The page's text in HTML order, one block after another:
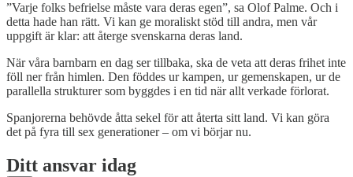
”Varje folks befrielse måste vara deras egen”, sa Olof Palme. Och i
detta hade han rätt. Vi kan ge moraliskt stöd till andra, men vår
uppgift är klar: att återge svenskarna deras land.
När våra barnbarn en dag ser tillbaka, ska de veta att deras frihet inte
föll ner från himlen. Den föddes ur kampen, ur gemenskapen, ur de
parallella strukturer som byggdes i en tid när allt verkade förlorat.
Spanjorerna behövde åtta sekel för att återta sitt land. Vi kan göra
det på fyra till sex generationer – om vi börjar nu.
Ditt ansvar idag